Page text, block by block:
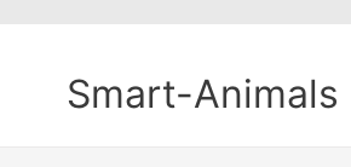
Smart-Animals